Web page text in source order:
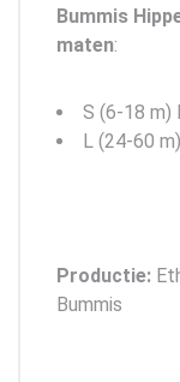
Bummis
maten:
S (6-18
L (24-60
Productie:
Bummis